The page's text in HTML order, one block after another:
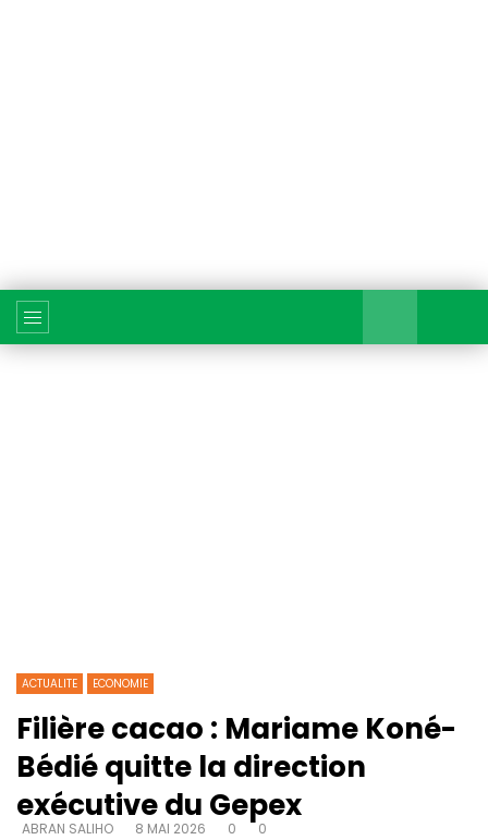
ACTUALITE ECONOMIE
Filière cacao : Mariame Koné-
Bédié quitte la direction
exécutive du Gepex
ABRAN SALIHO 8 MAI 2026 0 0